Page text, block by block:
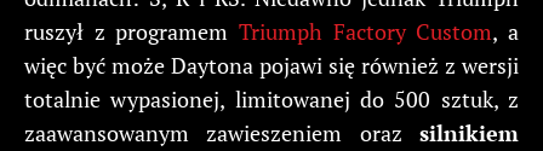
ruszył z programem Triumph Factory Custom, a
więc być może Daytona pojawi się również z wersji
totalnie wypasionej, limitowanej do 500 sztuk, z
zaawansowanym zawieszeniem oraz silnikiem